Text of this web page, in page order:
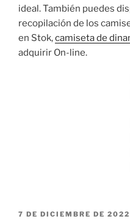
ideal. También puedes
recopilación de los
en Stok,camiseta de
adquirir On-line.
PUBLICADO
7 DE DICIEMBRE DE 2022